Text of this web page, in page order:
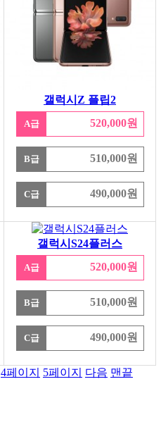
갤럭시Z 플립2
A급 520,000원
B급 510,000원
C급 490,000원
갤럭시S24플러스
A급 520,000원
B급 510,000원
C급 490,000원
4페이지 5페이지 다음 맨끝